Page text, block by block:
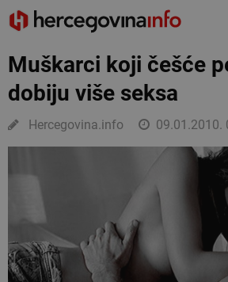
Muškarci koji češće
dobiju više seksa
Hercegovina.info 09.01.2010.